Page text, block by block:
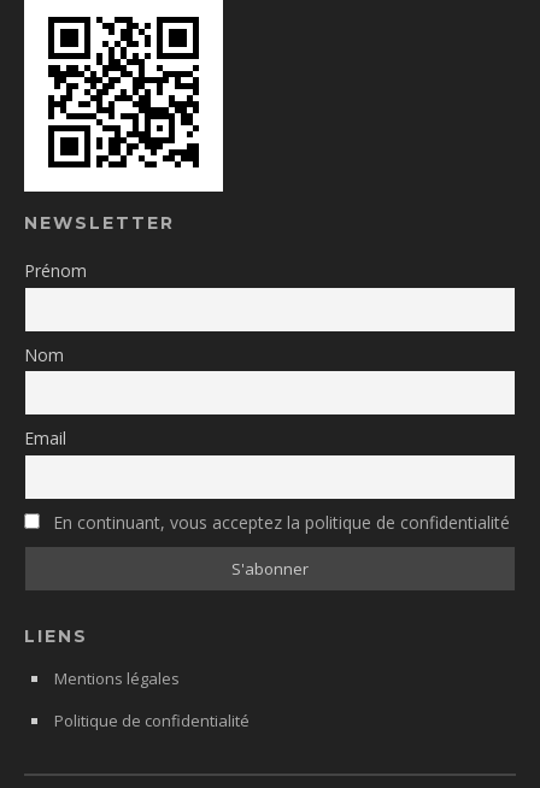
NEWSLETTER
Prénom
Nom
Email
En continuant, vous acceptez la politique de confidentialité
LIENS
Mentions légales
Politique de confidentialité